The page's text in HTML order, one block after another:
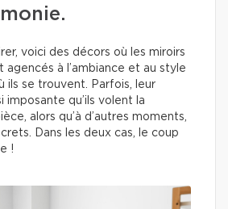
voici des décors où les miroirs
à l’ambiance et au style
ils se trouvent. Parfois, leur
imposante qu’ils volent la
alors qu’à d’autres moments,
Dans les deux cas, le coup
!